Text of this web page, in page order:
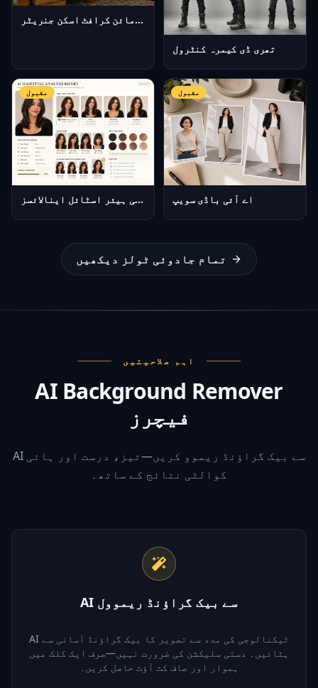
اے آئی مائن کرافٹ اسکن جنریٹر
تھری ڈی کیمرہ کنٹرول
مقبول
اے آئی ہیئر اسٹائل اینالائسز
مقبول
اے آئی باڈی سویپ
تمام جادوئی ٹولز دیکھیں
اہم صلاحیتیں
AI Background Remover
فیچرز
AI سے بیک گراؤنڈ ریموو کریں—تیز، درست اور ہائی
کوالٹی نتائج کے ساتھ۔
AI سے بیک گراؤنڈ ریموول
AI ٹیکنالوجی کی مدد سے تصویر کا بیک گراؤنڈ آسانی سے
ہٹائیں۔ دستی سلیکشن کی ضرورت نہیں—صرف ایک کلک میں
ہموار اور صاف کٹ آؤٹ حاصل کریں۔